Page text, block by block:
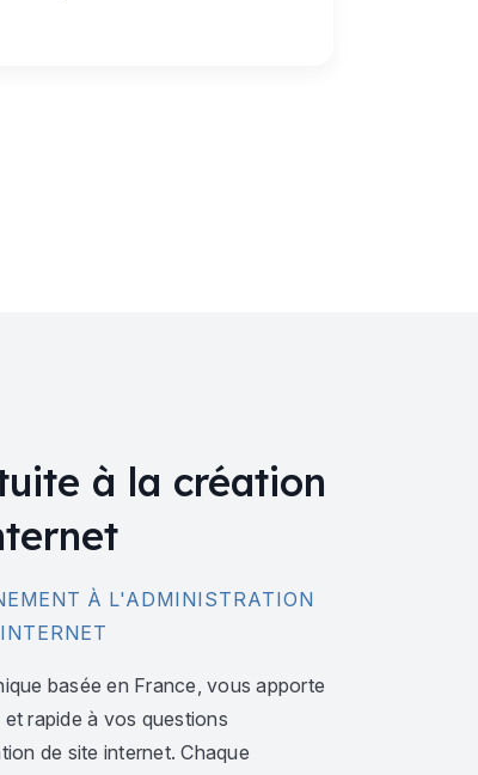
à la création
À L'ADMINISTRATION
basée en France, vous apporte
et rapide à vos questions
de site internet. Chaque